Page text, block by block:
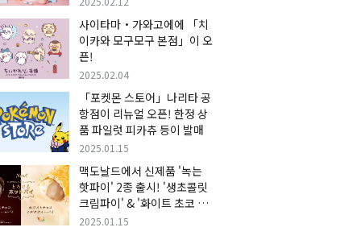
사이타마・가와고에에 「치
이카와 모구모구 본점」이 오
픈!
2025.02.04
「포켓몬 스토어」나리타 공
항점이 리뉴얼 오픈! 한정 상
품 파일럿 피카츄 등이 발매
2025.01.15
맥도날드에서 신제품 '녹는
핫파이' 2종 출시! '생초콜릿
크림파이' & '화이트 초코 밀
크티 파이' 출시!
2025.01.15